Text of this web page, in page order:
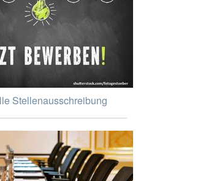
Stellenausschreibung